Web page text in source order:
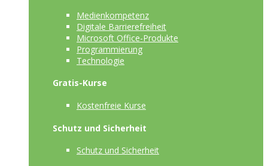
Medienkompetenz
Digitale Barrierefreiheit
Microsoft Office-Produkte
Programmierung
Technologie
Gratis-Kurse
Kostenfreie Kurse
Schutz und Sicherheit
Schutz und Sicherheit